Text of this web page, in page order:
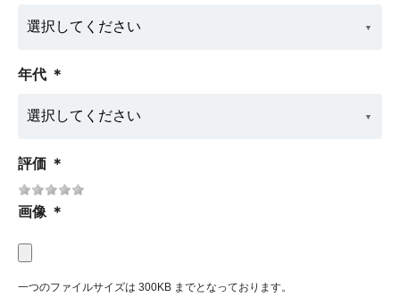
年代 ＊
評価 ＊
画像 ＊
一つのファイルサイズは 300KB までとなっております。